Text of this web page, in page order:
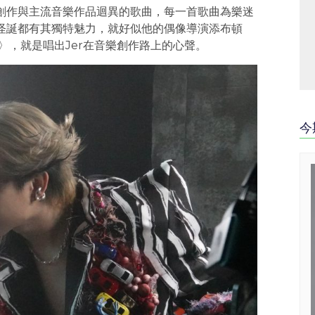
與主流音樂作品迴異的歌曲，每一首歌曲為樂迷
都有其獨特魅力，就好似他的偶像導演添布頓
就是唱出Jer在音樂創作路上的心聲。
今